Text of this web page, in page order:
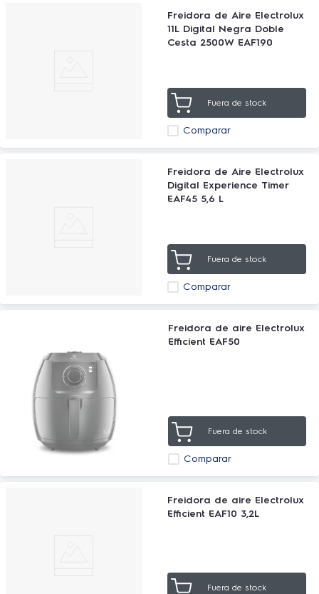
Freidora de Aire Electrolux
11L Digital Negra Doble
Cesta 2500W EAF190
Fuera de stock
Comparar
Freidora de Aire Electrolux
Digital Experience Timer
EAF45 5,6 L
Fuera de stock
Comparar
Freidora de aire Electrolux
Efficient EAF50
Fuera de stock
Comparar
Freidora de aire Electrolux
Efficient EAF10 3,2L
Fuera de stock